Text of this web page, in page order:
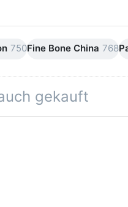
750Fine Bone China 768
gekauft